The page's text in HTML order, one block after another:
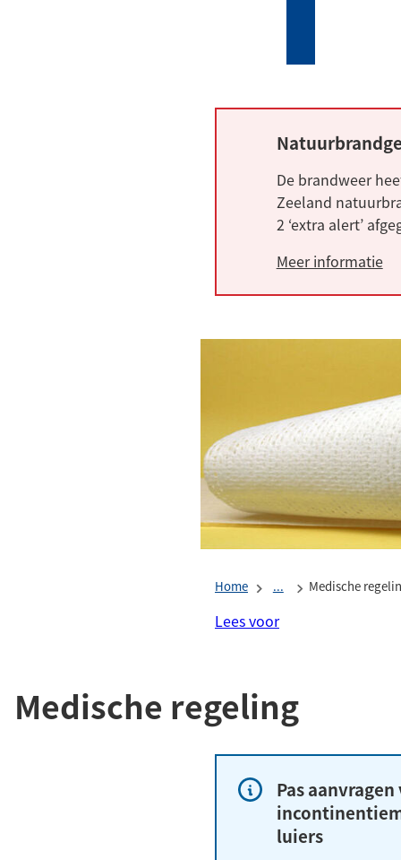
externe
Alarm:
De brandweer
Zeeland
2 ‘extra alert’
Meer informatie
Home ... Medische
Lees voor
Medische regeling
Informatie:
Pas
luiers